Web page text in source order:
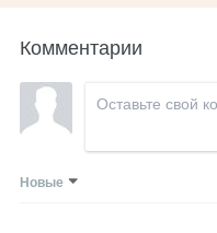
Комментарии
Новые